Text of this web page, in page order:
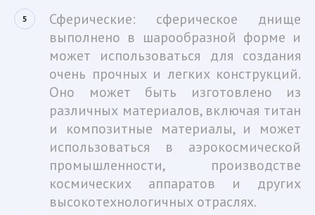
Сферические: сферическое днище
выполнено в шарообразной форме и
может использоваться для создания
очень прочных и легких конструкций.
Оно может быть изготовлено из
различных материалов, включая титан
и композитные материалы, и может
использоваться в аэрокосмической
промышленности, производстве
космических аппаратов и других
высокотехнологичных отраслях.